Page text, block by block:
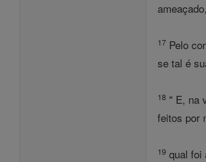
17 Pelo
se tal é
18 " E, na
feitos por
19 qual foi